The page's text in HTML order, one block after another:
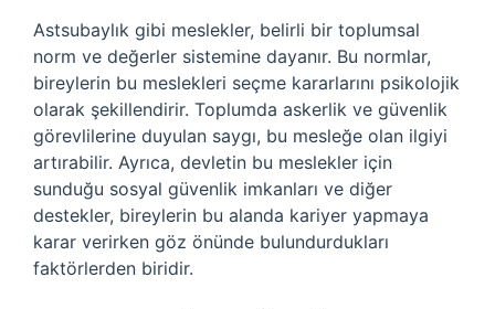
Astsubaylık gibi meslekler, belirli bir toplumsal
norm ve değerler sistemine dayanır. Bu normlar,
bireylerin bu meslekleri seçme kararlarını psikolojik
olarak şekillendirir. Toplumda askerlik ve güvenlik
görevlilerine duyulan saygı, bu mesleğe olan ilgiyi
artırabilir. Ayrıca, devletin bu meslekler için
sunduğu sosyal güvenlik imkanları ve diğer
destekler, bireylerin bu alanda kariyer yapmaya
karar verirken göz önünde bulundurdukları
faktörlerden biridir.